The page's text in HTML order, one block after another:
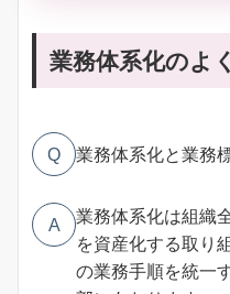
業務体系化のよ
Q 業務体系化と業務
A
業務体系化は組織
を資産化する取り
の業務手順を統一